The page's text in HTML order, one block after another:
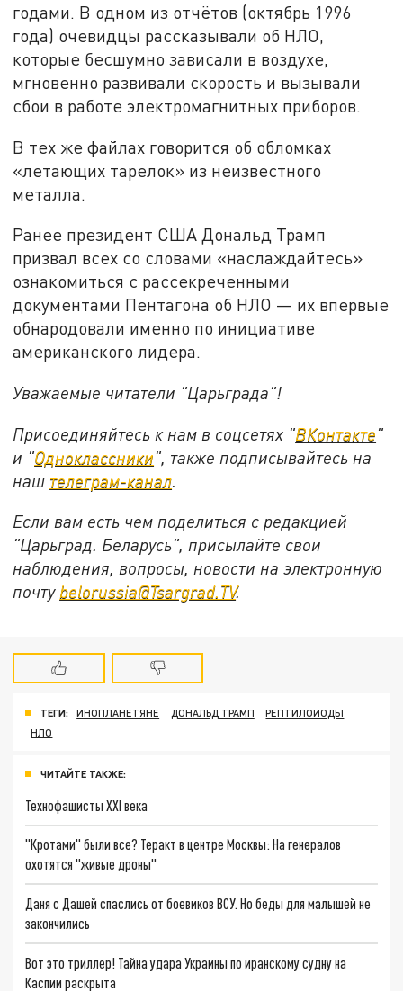
годами. В одном из отчётов (октябрь 1996
года) очевидцы рассказывали об НЛО,
которые бесшумно зависали в воздухе,
мгновенно развивали скорость и вызывали
сбои в работе электромагнитных приборов.
В тех же файлах говорится об обломках
«летающих тарелок» из неизвестного
металла.
Ранее президент США Дональд Трамп
призвал всех со словами «наслаждайтесь»
ознакомиться с рассекреченными
документами Пентагона об НЛО — их впервые
обнародовали именно по инициативе
американского лидера.
Уважаемые читатели "Царьграда"!
Присоединяйтесь к нам в соцсетях "ВКонтакте"
и "Одноклассники", также подписывайтесь на
наш телеграм-канал.
Если вам есть чем поделиться с редакцией
"Царьград. Беларусь", присылайте свои
наблюдения, вопросы, новости на электронную
почту belorussia@Tsargrad.TV.
ТЕГИ: ИНОПЛАНЕТЯНЕ ДОНАЛЬД ТРАМП
РЕПТИЛОИОДЫ
НЛО
ЧИТАЙТЕ ТАКЖЕ:
Технофашисты XXI века
"Кротами" были все? Теракт в центре Москвы: На генералов
охотятся "живые дроны"
Даня с Дашей спаслись от боевиков ВСУ. Но беды для малышей не
закончились
Вот это триллер! Тайна удара Украины по иранскому судну на
Каспии раскрыта